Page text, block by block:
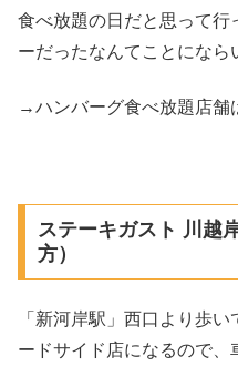
食べ放題の日だと思って行
ーだったなんてことになら
→ハンバーグ食べ放題店舗
ステーキガスト 川越
方）
「新河岸駅」西口より歩
ードサイド店になるので、